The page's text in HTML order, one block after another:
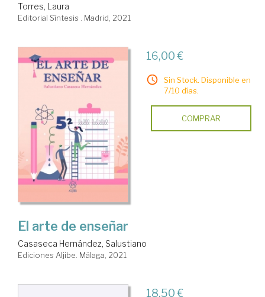
Torres, Laura
Editorial Síntesis . Madrid, 2021
16,00 €
Sin Stock. Disponible en
7/10 días.
COMPRAR
El arte de enseñar
Casaseca Hernández, Salustiano
Ediciones Aljibe. Málaga, 2021
18,50 €